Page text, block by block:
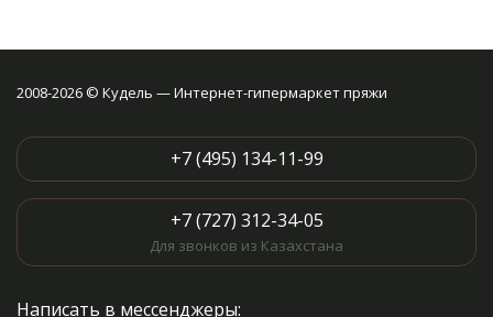
2008-2026 © Кудель — Интернет-гипермаркет пряжи
+7 (495) 134-11-99
+7 (727) 312-34-05
Для звонков из Казахстана
Написать в мессенджеры: